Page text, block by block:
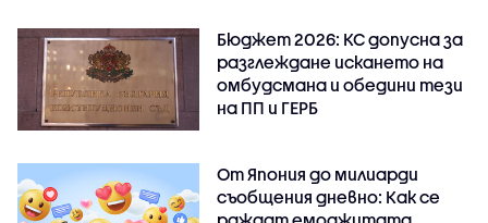
Бюджет 2026: КС допусна за
разглеждане искането на
омбудсмана и обедини тези
на ПП и ГЕРБ
От Япония до милиарди
съобщения дневно: Как се